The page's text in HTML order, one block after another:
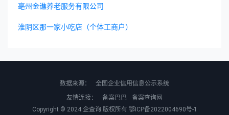
亳州金谯养老服务有限公司
淮阴区那一家小吃店（个体工商户）
数据来源：
全国企业信用信息公示系统
友情连接：
备案巴巴
备案查询网
Copyright © 2024 企查询版权所有.鄂ICP备2022004690号-1